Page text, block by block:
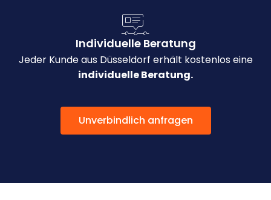
Individuelle Beratung
Jeder Kunde aus Düsseldorf erhält kostenlos eine
individuelle Beratung.
Unverbindlich anfragen